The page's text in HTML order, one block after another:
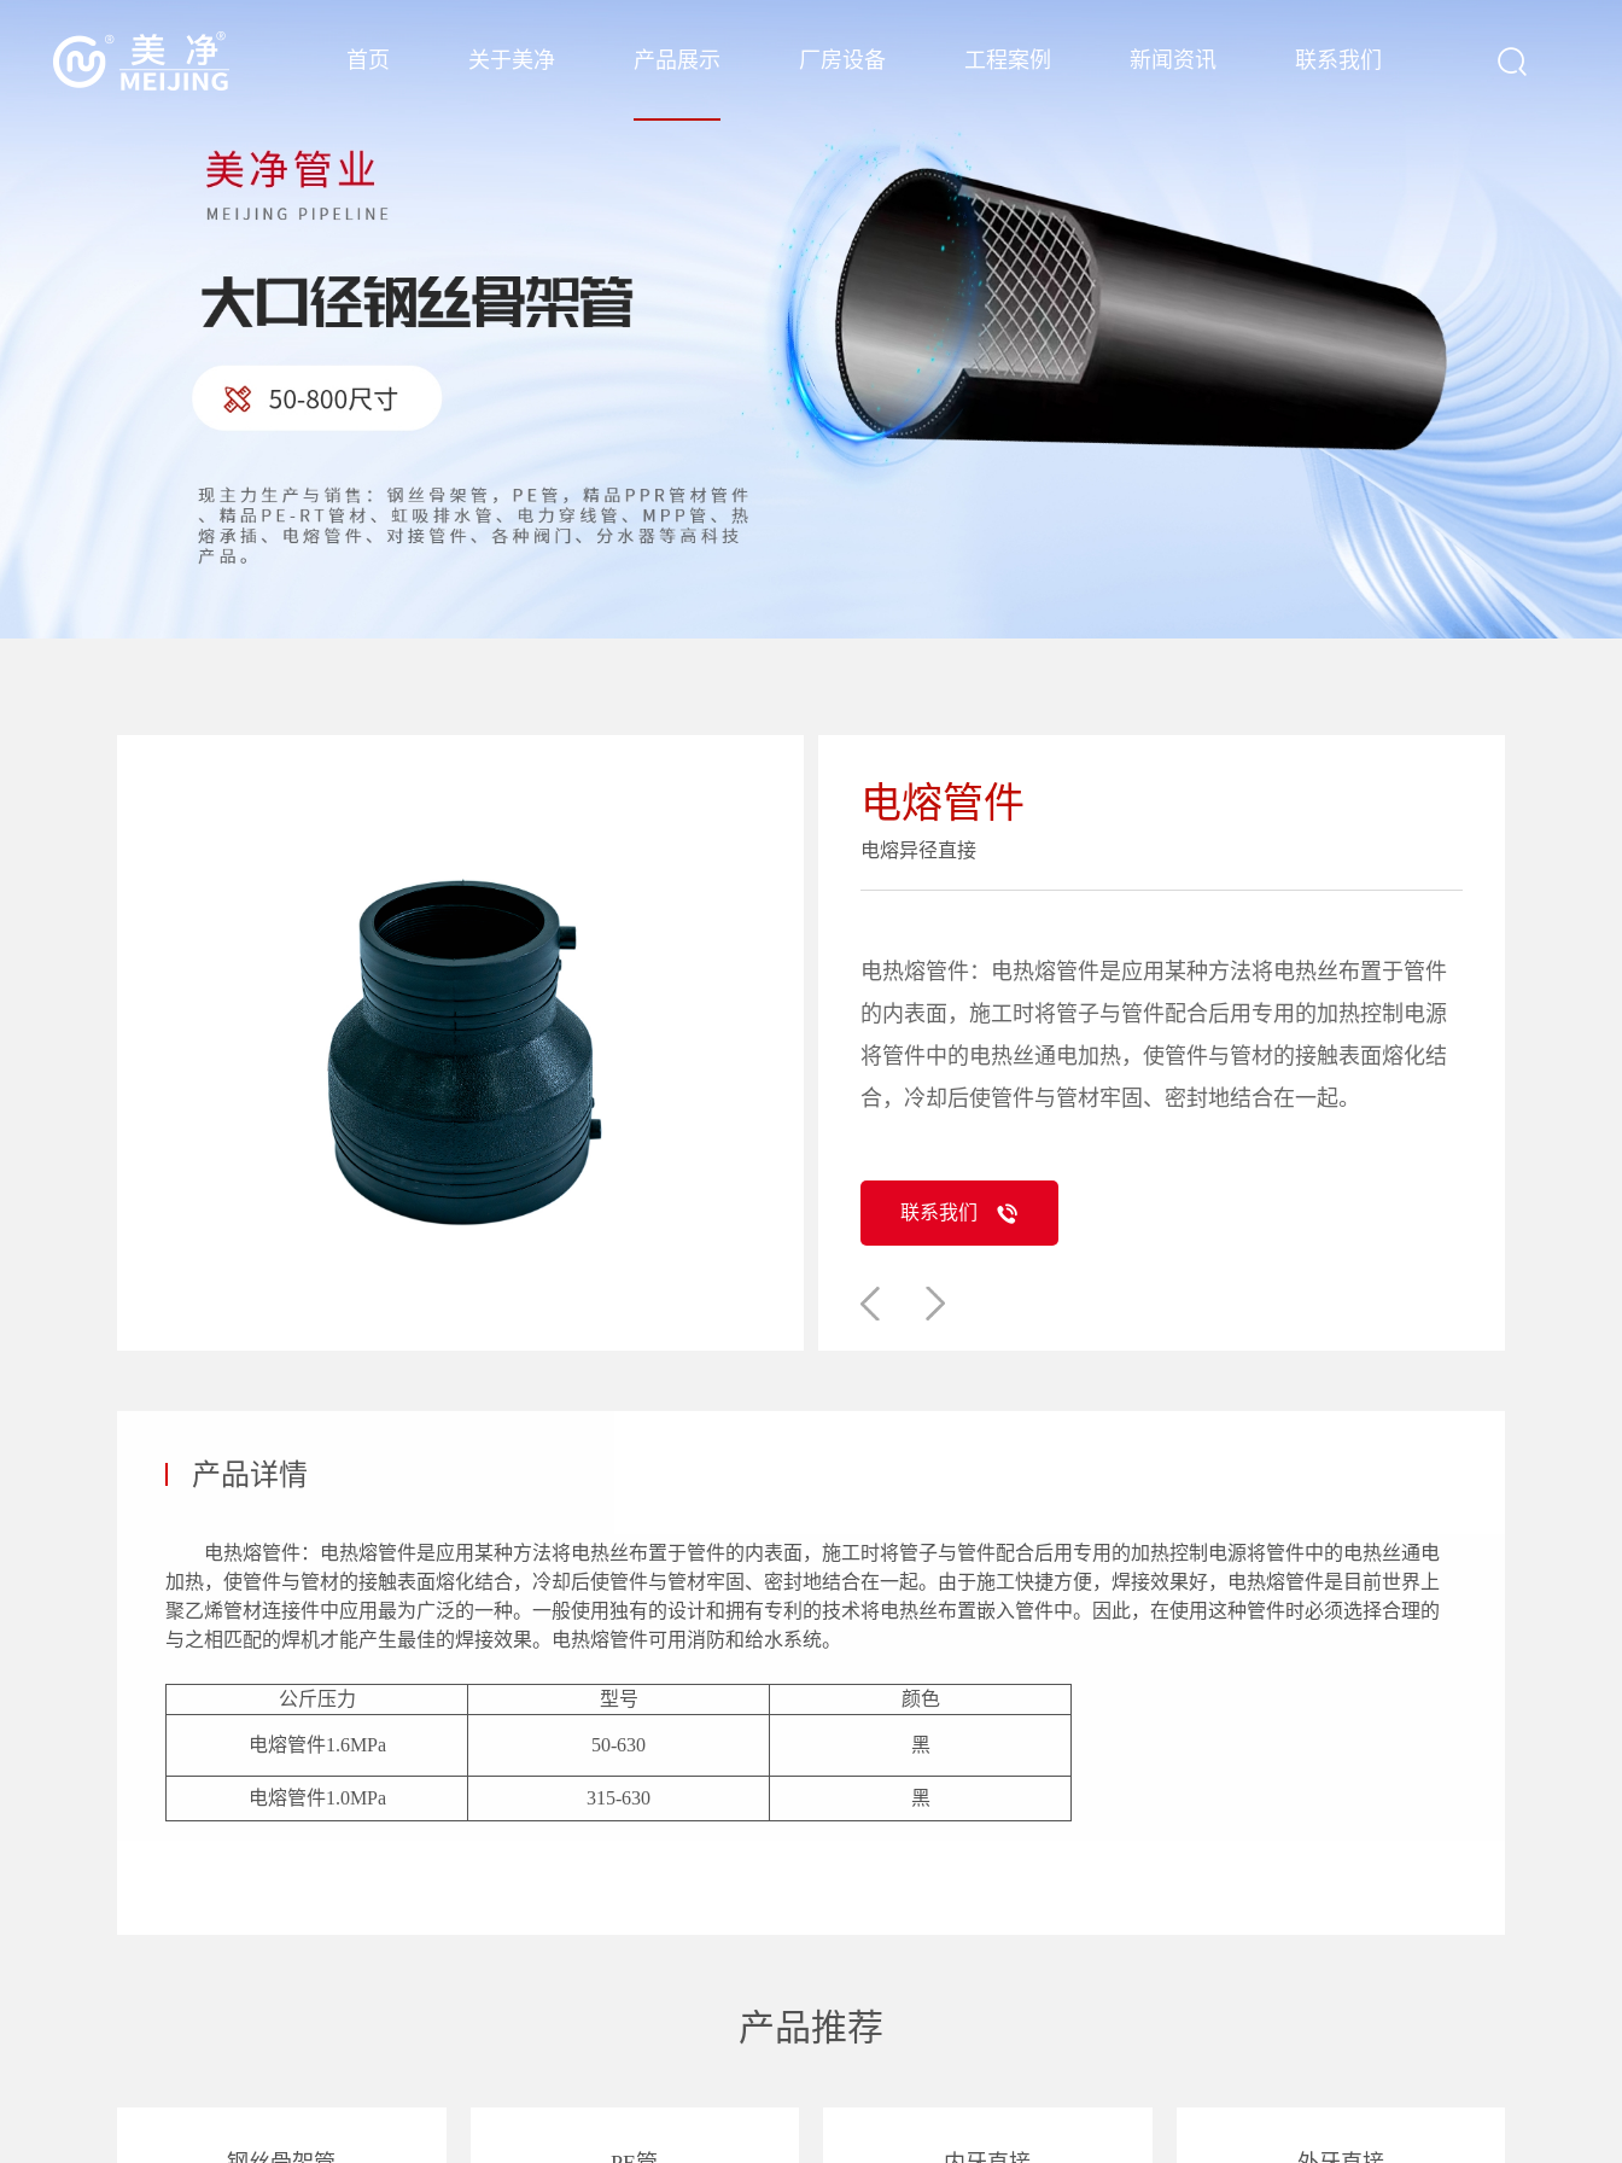
首页 关于美净 产品展示 厂房设备 工程案例 新闻资讯 联系我们
电熔管件
电熔异径直接
电热熔管件：电热熔管件是应用某种方法将电热丝布置于管件
的内表面，施工时将管子与管件配合后用专用的加热控制电源
将管件中的电热丝通电加热，使管件与管材的接触表面熔化结
合，冷却后使管件与管材牢固、密封地结合在一起。
联系我们
产品详情
电热熔管件：电热熔管件是应用某种方法将电热丝布置于管件的内表面，施工时将管子与管件配合后用专用的加热控制电源将管件中的电热丝通电
加热，使管件与管材的接触表面熔化结合，冷却后使管件与管材牢固、密封地结合在一起。由于施工快捷方便，焊接效果好，电热熔管件是目前世界上
聚乙烯管材连接件中应用最为广泛的一种。一般使用独有的设计和拥有专利的技术将电热丝布置嵌入管件中。因此，在使用这种管件时必须选择合理的
与之相匹配的焊机才能产生最佳的焊接效果。电热熔管件可用消防和给水系统。
公斤压力 型号 颜色
电熔管件1.6MPa 50-630 黑
电熔管件1.0MPa 315-630 黑
产品推荐